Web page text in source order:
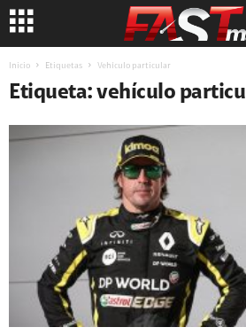
Inicio Etiquetas Vehículo particular
Etiqueta: vehículo